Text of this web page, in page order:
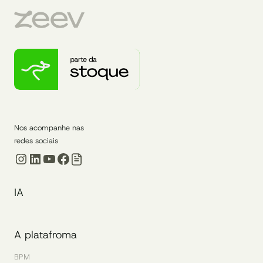
Nos acompanhe nas
redes sociais
Instagram
LinkedIn
Youtube
Facebook
IA
A platafroma
BPM